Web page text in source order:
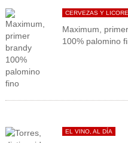
CERVEZAS Y
Maximum,
100% palomino
EL VINO, AL DÍA